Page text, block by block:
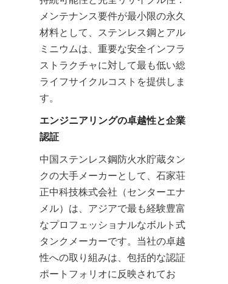
メンテナンス要件が最小限の永久
材料として、ステンレス鋼とアル
ミニウムは、重要な安全インフラ
ストラクチャに対して最も低い総
ライフサイクルコストを提供しま
す。
エンジニアリングの卓越性と企業
認証
中国ステンレス鋼防火水貯蔵タン
クの大手メーカーとして、石家荘
正中科技株式会社（センターエナ
メル）は、アジアで最も経験豊富
なプロフェッショナルなボルト式
タンクメーカーです。当社の卓越
性への取り組みは、包括的な認証
ポートフォリオに反映されてお